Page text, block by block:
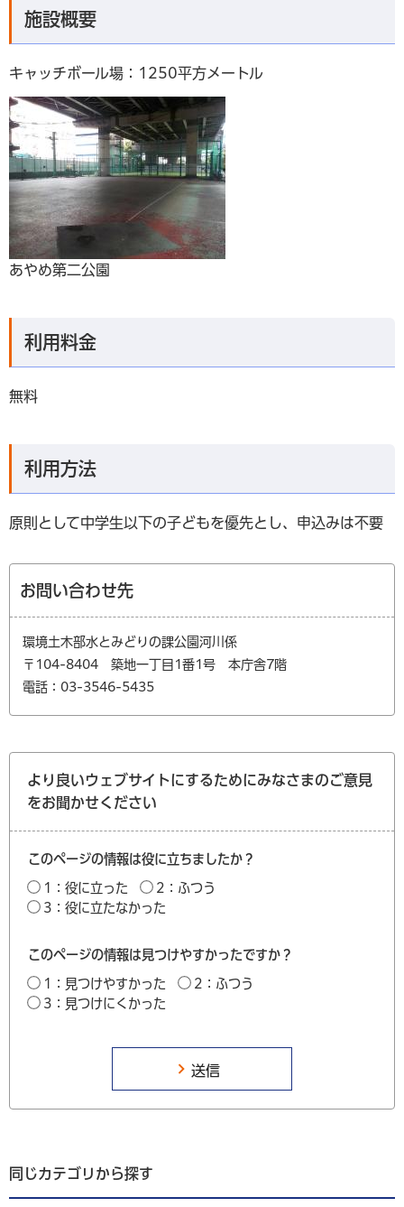
施設概要
キャッチボール場：1250平方メートル
あやめ第二公園
利用料金
無料
利用方法
原則として中学生以下の子どもを優先とし、申込みは不要
お問い合わせ先
環境土木部水とみどりの課公園河川係
〒104-8404 築地一丁目1番1号 本庁舎7階
電話：03-3546-5435
より良いウェブサイトにするためにみなさまのご意見
をお聞かせください
このページの情報は役に立ちましたか？
1：役に立った
2：ふつう
3：役に立たなかった
このページの情報は見つけやすかったですか？
1：見つけやすかった
2：ふつう
3：見つけにくかった
同じカテゴリから探す